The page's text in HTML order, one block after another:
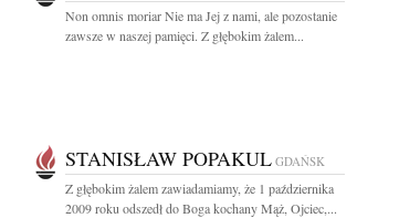
Non omnis moriar Nie ma Jej z nami, ale pozostanie
zawsze w naszej pamięci. Z głębokim żalem...
STANISŁAW POPAKUL GDAŃSK
Z głębokim żalem zawiadamiamy, że 1 października
2009 roku odszedł do Boga kochany Mąż, Ojciec,...